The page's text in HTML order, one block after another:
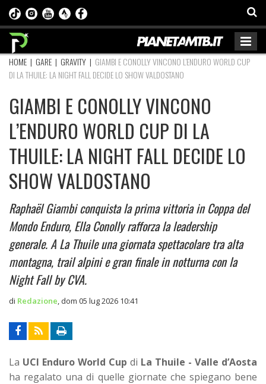
HOME | GARE | GRAVITY | GIAMBI E CONOLLY VINCONO L’ENDURO WORLD CUP
DI LA THUILE: LA NIGHT FALL DECIDE LO SHOW VALDOSTANO
GIAMBI E CONOLLY VINCONO
L’ENDURO WORLD CUP DI LA
THUILE: LA NIGHT FALL DECIDE LO
SHOW VALDOSTANO
Raphaël Giambi conquista la prima vittoria in Coppa del
Mondo Enduro, Ella Conolly rafforza la leadership
generale. A La Thuile una giornata spettacolare tra alta
montagna, trail alpini e gran finale in notturna con la
Night Fall by CVA.
di Redazione dom 05 lug 2026 10:41
La UCI Enduro World Cup di La Thuile - Valle d’Aosta
ha regalato una di quelle giornate che spiegano bene